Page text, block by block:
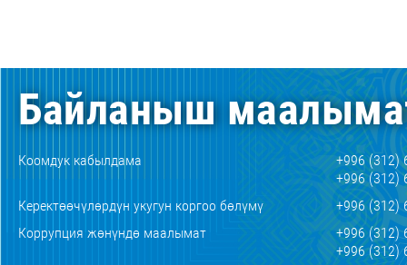
Байланыш
Коомдук кабылдама
+996 (312)
+996 (312)
Керектөөчүлөрдүн укугун коргоо бөлүмү
+996 (312)
Коррупция жөнүндө маалымат
+996 (312)
+996 (312)